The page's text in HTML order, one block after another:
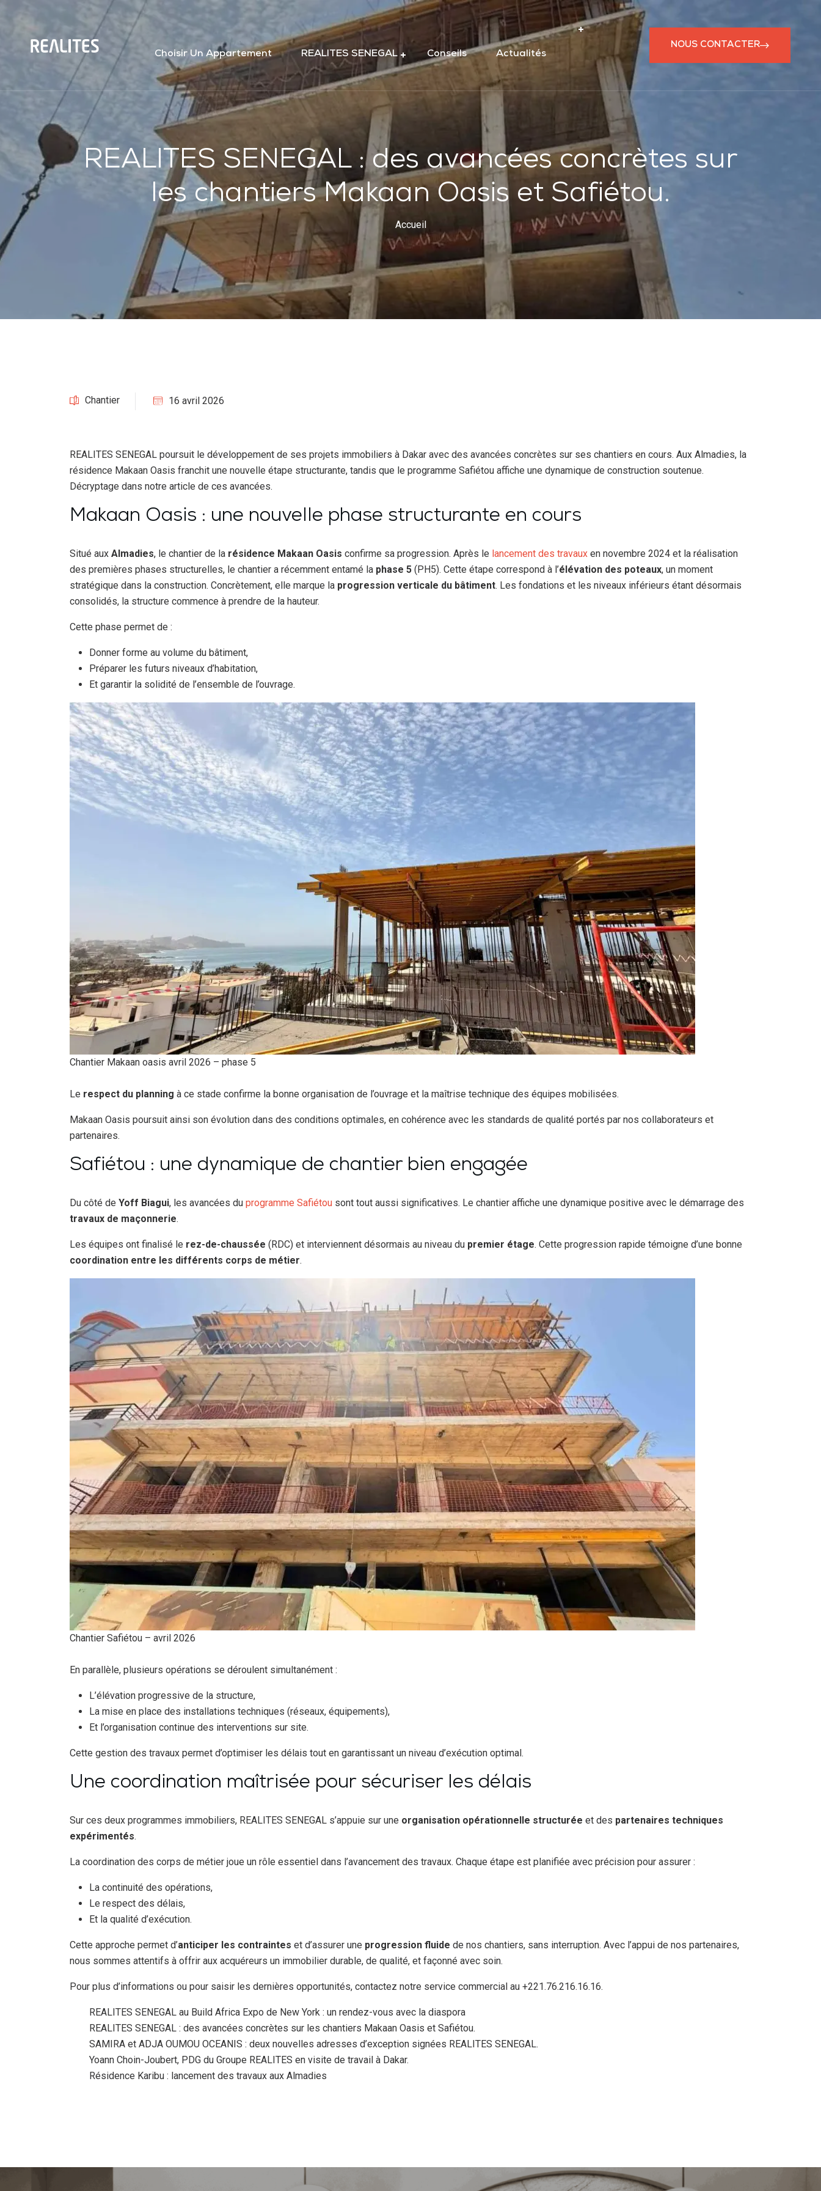
Choisir Un Appartement REALITES SENEGAL Conseils Actualités
NOUS CONTACTER
REALITES SENEGAL : des avancées concrètes sur
les chantiers Makaan Oasis et Safiétou.
Accueil
Chantier 16 avril 2026
REALITES SENEGAL poursuit le développement de ses projets immobiliers à Dakar avec des avancées concrètes sur ses chantiers en cours. Aux Almadies, la
résidence Makaan Oasis franchit une nouvelle étape structurante, tandis que le programme Safiétou affiche une dynamique de construction soutenue.
Décryptage dans notre article de ces avancées.
Makaan Oasis : une nouvelle phase structurante en cours
Situé aux Almadies, le chantier de la résidence Makaan Oasis confirme sa progression. Après le lancement des travaux en novembre 2024 et la réalisation
des premières phases structurelles, le chantier a récemment entamé la phase 5 (PH5). Cette étape correspond à l’élévation des poteaux, un moment
stratégique dans la construction. Concrètement, elle marque la progression verticale du bâtiment. Les fondations et les niveaux inférieurs étant désormais
consolidés, la structure commence à prendre de la hauteur.
Cette phase permet de :
Donner forme au volume du bâtiment,
Préparer les futurs niveaux d’habitation,
Et garantir la solidité de l’ensemble de l’ouvrage.
Chantier Makaan oasis avril 2026 – phase 5
Le respect du planning à ce stade confirme la bonne organisation de l’ouvrage et la maîtrise technique des équipes mobilisées.
Makaan Oasis poursuit ainsi son évolution dans des conditions optimales, en cohérence avec les standards de qualité portés par nos collaborateurs et
partenaires.
Safiétou : une dynamique de chantier bien engagée
Du côté de Yoff Biagui, les avancées du programme Safiétou sont tout aussi significatives. Le chantier affiche une dynamique positive avec le démarrage des
travaux de maçonnerie.
Les équipes ont finalisé le rez-de-chaussée (RDC) et interviennent désormais au niveau du premier étage. Cette progression rapide témoigne d’une bonne
coordination entre les différents corps de métier.
Chantier Safiétou – avril 2026
En parallèle, plusieurs opérations se déroulent simultanément :
L’élévation progressive de la structure,
La mise en place des installations techniques (réseaux, équipements),
Et l’organisation continue des interventions sur site.
Cette gestion des travaux permet d’optimiser les délais tout en garantissant un niveau d’exécution optimal.
Une coordination maîtrisée pour sécuriser les délais
Sur ces deux programmes immobiliers, REALITES SENEGAL s’appuie sur une organisation opérationnelle structurée et des partenaires techniques
expérimentés.
La coordination des corps de métier joue un rôle essentiel dans l’avancement des travaux. Chaque étape est planifiée avec précision pour assurer :
La continuité des opérations,
Le respect des délais,
Et la qualité d’exécution.
Cette approche permet d’anticiper les contraintes et d’assurer une progression fluide de nos chantiers, sans interruption. Avec l’appui de nos partenaires,
nous sommes attentifs à offrir aux acquéreurs un immobilier durable, de qualité, et façonné avec soin.
Pour plus d’informations ou pour saisir les dernières opportunités, contactez notre service commercial au +221.76.216.16.16.
REALITES SENEGAL au Build Africa Expo de New York : un rendez-vous avec la diaspora
REALITES SENEGAL : des avancées concrètes sur les chantiers Makaan Oasis et Safiétou.
SAMIRA et ADJA OUMOU OCEANIS : deux nouvelles adresses d’exception signées REALITES SENEGAL.
Yoann Choin-Joubert, PDG du Groupe REALITES en visite de travail à Dakar.
Résidence Karibu : lancement des travaux aux Almadies
Panneau de gestion des cookies